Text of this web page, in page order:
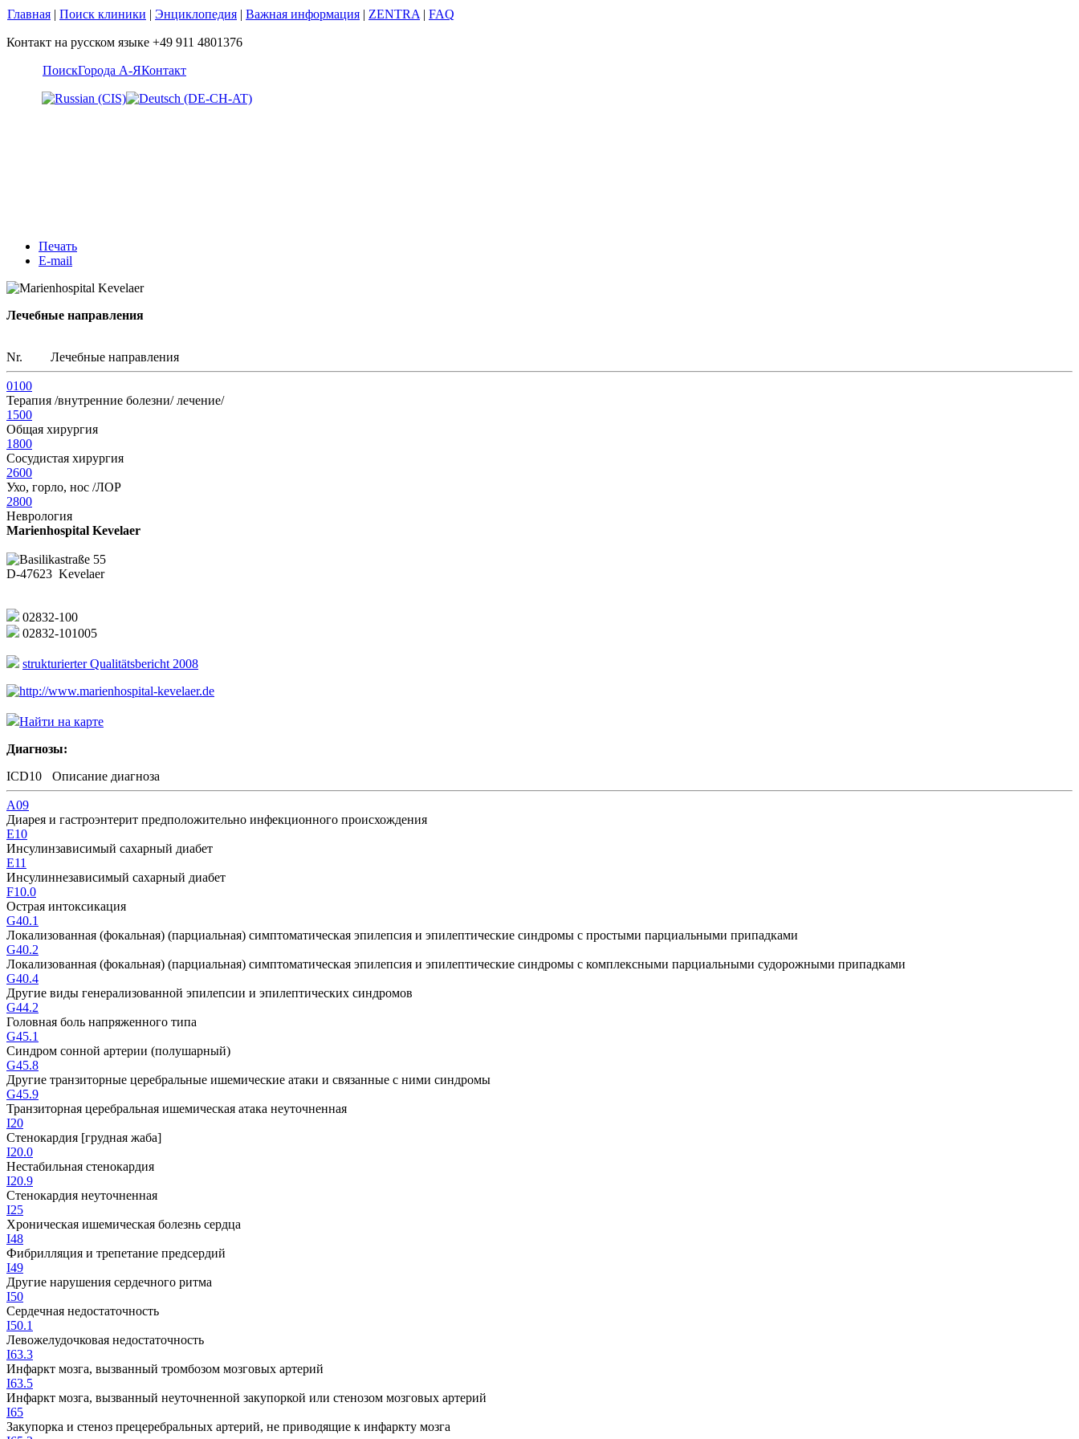
Главная | Поиск клиники | Энциклопедия | Важная информация | ZENTRA | FAQ
Контакт на русском языке +49 911 4801376
ПоискГорода А-ЯКонтакт
Печать
E-mail
Лечебные направления
Nr. Лечебные направления
0100
Терапия /внутренние болезни/ лечение/
1500
Общая хирургия
1800
Сосудистая хирургия
2600
Ухо, горло, нос /ЛОР
2800
Неврология
Marienhospital Kevelaer
Basilikastraße 55
D-47623 Kevelaer
02832-100
02832-101005
strukturierter Qualitätsbericht 2008
http://www.marienhospital-kevelaer.de
Найти на карте
Диагнозы:
ICD10
Описание диагноза
A09
Диарея и гастроэнтерит предположительно инфекционного происхождения
E10
Инсулинзависимый сахарный диабет
E11
Инсулиннезависимый сахарный диабет
F10.0
Острая интоксикация
G40.1
Локализованная (фокальная) (парциальная) симптоматическая эпилепсия и эпилептические синдромы с простыми парциальными припадками
G40.2
Локализованная (фокальная) (парциальная) симптоматическая эпилепсия и эпилептические синдромы с комплексными парциальными судорожными припадками
G40.4
Другие виды генерализованной эпилепсии и эпилептических синдромов
G44.2
Головная боль напряженного типа
G45.1
Синдром сонной артерии (полушарный)
G45.8
Другие транзиторные церебральные ишемические атаки и связанные с ними синдромы
G45.9
Транзиторная церебральная ишемическая атака неуточненная
I20
Стенокардия [грудная жаба]
I20.0
Нестабильная стенокардия
I20.9
Стенокардия неуточненная
I25
Хроническая ишемическая болезнь сердца
I48
Фибрилляция и трепетание предсердий
I49
Другие нарушения сердечного ритма
I50
Сердечная недостаточность
I50.1
Левожелудочковая недостаточность
I63.3
Инфаркт мозга, вызванный тромбозом мозговых артерий
I63.5
Инфаркт мозга, вызванный неуточненной закупоркой или стенозом мозговых артерий
I65
Закупорка и стеноз прецеребральных артерий, не приводящие к инфаркту мозга